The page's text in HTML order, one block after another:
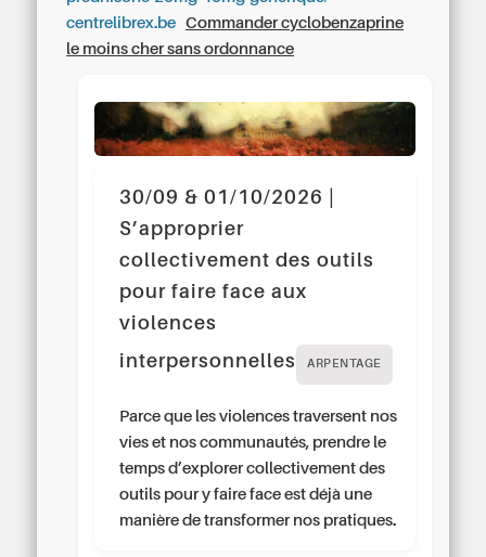
centrelibrex.be
Commander cyclobenzaprine
le moins cher sans ordonnance
30/09 & 01/10/2026 |
S’approprier
collectivement des outils
pour faire face aux
violences
interpersonnelles
ARPENTAGE
Parce que les violences traversent nos
vies et nos communautés, prendre le
temps d’explorer collectivement des
outils pour y faire face est déjà une
manière de transformer nos pratiques.